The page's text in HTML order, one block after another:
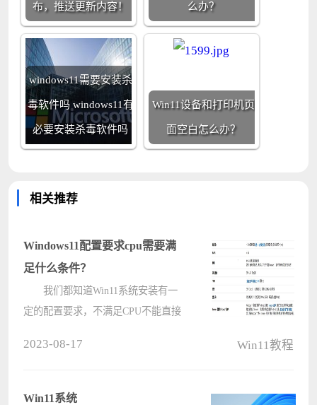
布，推送更新内容！ 么办？
windows11需要安装杀
毒软件吗 windows11有
必要安装杀毒软件吗
Win11设备和打印机页
面空白怎么办？
相关推荐
Windows11配置要求cpu需要满
足什么条件？
我们都知道Win11系统安装有一
定的配置要求，不满足CPU不能直接
分享给大家。 cpu配置要求
2023-08-17 Win11教程
Win11系统